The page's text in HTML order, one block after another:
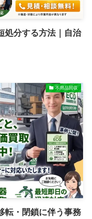
処分する方法｜自治
不用品回収
転・閉鎖に伴う事務